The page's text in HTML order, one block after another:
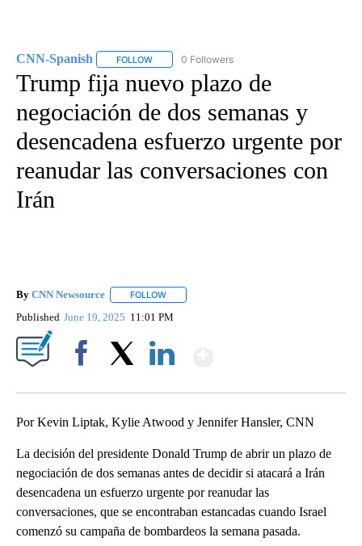
CNN-Spanish FOLLOW FOLLOW "CNN-SPANISH" TO RECEIVE
0 Followers
Trump fija nuevo plazo de
negociación de dos semanas y
desencadena esfuerzo urgente por
reanudar las conversaciones con
Irán
By CNN Newsource FOLLOW
Published June 19, 2025 11:01 PM
Por Kevin Liptak, Kylie Atwood y Jennifer Hansler, CNN
La decisión del presidente Donald Trump de abrir un plazo de
negociación de dos semanas antes de decidir si atacará a Irán
desencadena un esfuerzo urgente por reanudar las
conversaciones, que se encontraban estancadas cuando Israel
comenzó su campaña de bombardeos la semana pasada.